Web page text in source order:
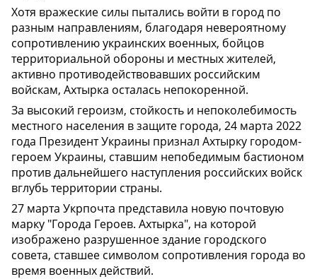
Хотя вражеские силы пытались войти в город по
разным направлениям, благодаря невероятному
сопротивлению украинских военных, бойцов
территориальной обороны и местных жителей,
активно противодействовавших российским
войскам, Ахтырка осталась непокоренной.
За высокий героизм, стойкость и непоколебимость
местного населения в защите города, 24 марта 2022
года Президент Украины признал Ахтырку городом-
героем Украины, ставшим непобедимым бастионом
против дальнейшего наступления российских войск
вглубь территории страны.
27 марта Укрпочта представила новую почтовую
марку "Города Героев. Ахтырка", на которой
изображено разрушенное здание городского
совета, ставшее символом сопротивления города во
время военных действий.